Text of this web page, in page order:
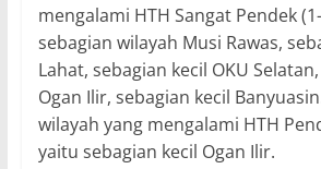
mengalami HTH Sangat Pendek
sebagian wilayah Musi Rawas,
Lahat, sebagian kecil OKU
Ogan Ilir, sebagian kecil
wilayah yang mengalami HTH
yaitu sebagian kecil Ogan Ilir.